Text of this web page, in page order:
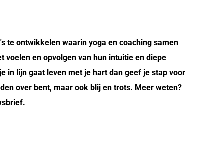
te ontwikkelen waarin yoga en coaching samen
voelen en opvolgen van hun intuitie en diepe
in lijn gaat leven met je hart dan geef je stap voor
over bent, maar ook blij en trots. Meer weten?